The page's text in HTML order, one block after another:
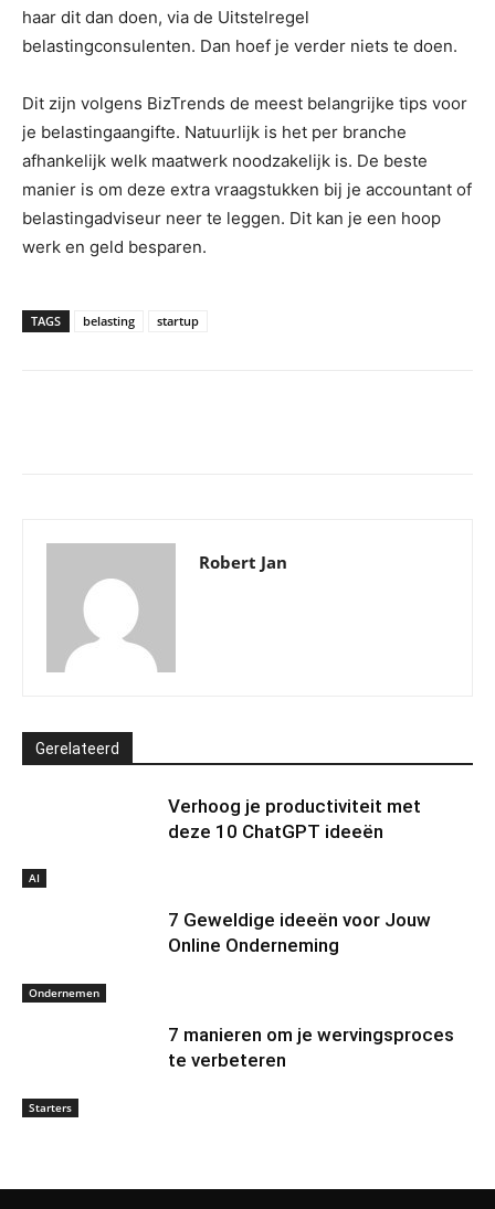
haar dit dan doen, via de Uitstelregel
belastingconsulenten. Dan hoef je verder niets te doen.
Dit zijn volgens BizTrends de meest belangrijke tips voor
je belastingaangifte. Natuurlijk is het per branche
afhankelijk welk maatwerk noodzakelijk is. De beste
manier is om deze extra vraagstukken bij je accountant of
belastingadviseur neer te leggen. Dit kan je een hoop
werk en geld besparen.
TAGS belasting startup
Robert Jan
Gerelateerd
AI
Verhoog je productiviteit met
deze 10 ChatGPT ideeën
Ondernemen
7 Geweldige ideeën voor Jouw
Online Onderneming
Starters
7 manieren om je wervingsproces
te verbeteren